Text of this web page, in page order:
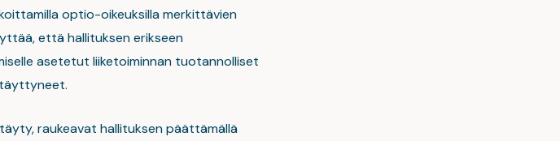
optio-oikeuksilla merkittävien
että hallituksen erikseen
asetetut liiketoiminnan tuotannolliset
raukeavat hallituksen päättämällä